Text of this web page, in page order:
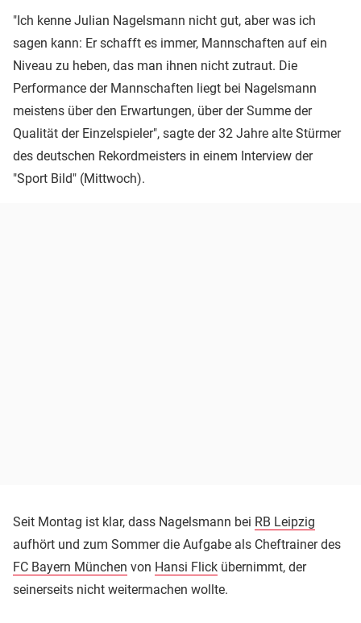
"Ich kenne Julian Nagelsmann nicht gut, aber was ich
sagen kann: Er schafft es immer, Mannschaften auf ein
Niveau zu heben, das man ihnen nicht zutraut. Die
Performance der Mannschaften liegt bei Nagelsmann
meistens über den Erwartungen, über der Summe der
Qualität der Einzelspieler", sagte der 32 Jahre alte Stürmer
des deutschen Rekordmeisters in einem Interview der
"Sport Bild" (Mittwoch).
Seit Montag ist klar, dass Nagelsmann bei RB Leipzig
aufhört und zum Sommer die Aufgabe als Cheftrainer des
FC Bayern München von Hansi Flick übernimmt, der
seinerseits nicht weitermachen wollte.